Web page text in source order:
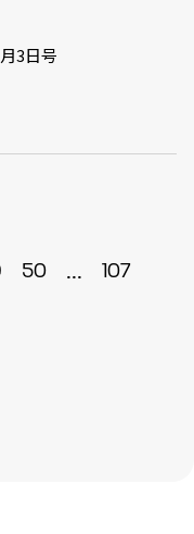
3日号
50 ... 107